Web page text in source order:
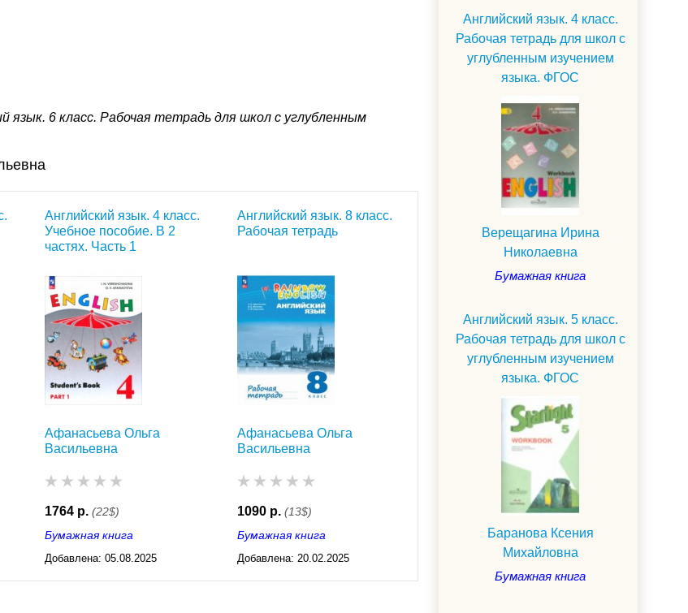
язык. 6 класс. Рабочая тетрадь для школ с углубленным
Английский язык. 4 класс.
Учебное пособие. В 2
частях. Часть 1
Афанасьева Ольга
Васильевна
1764 р. (22$)
Бумажная книга
Добавлена: 05.08.2025
03:23
Английский язык. 8 класс.
Рабочая тетрадь
Афанасьева Ольга
Васильевна
1090 р. (13$)
Бумажная книга
Добавлена: 20.02.2025
03:28
Английский язык. 4 класс.
Рабочая тетрадь для школ с
углубленным изучением
языка. ФГОС
Верещагина Ирина
Николаевна
Бумажная книга
Английский язык. 5 класс.
Рабочая тетрадь для школ с
углубленным изучением
языка. ФГОС
Баранова Ксения
Михайловна
Бумажная книга